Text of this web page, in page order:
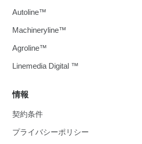
情報
契約条件
プライバシーポリシー
Autoline™
Machineryline™
Agroline™
Linemedia Digital ™